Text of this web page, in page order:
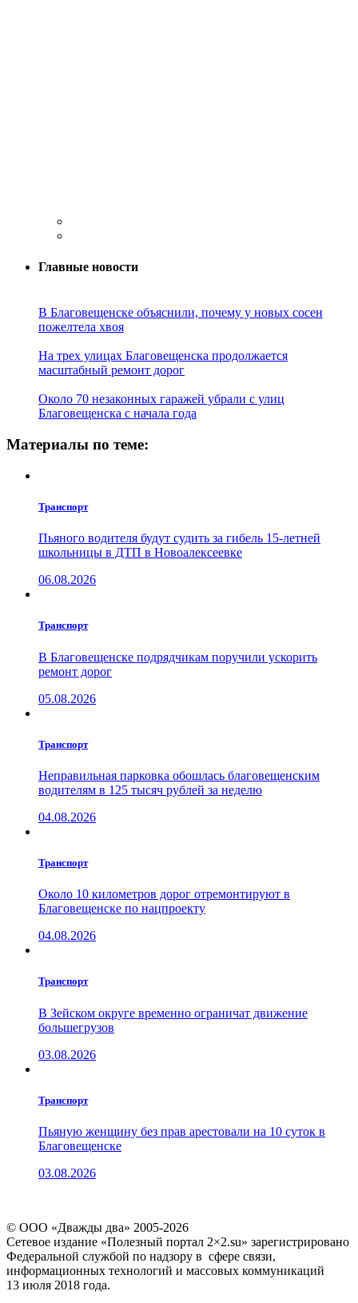
Главные новости
В Благовещенске объяснили, почему у новых сосен
пожелтела хвоя
На трех улицах Благовещенска продолжается
масштабный ремонт дорог
Около 70 незаконных гаражей убрали с улиц
Благовещенска с начала года
Материалы по теме:
Транспорт
Пьяного водителя будут судить за гибель 15-летней
школьницы в ДТП в Новоалексеевке
06.08.2026
Транспорт
В Благовещенске подрядчикам поручили ускорить
ремонт дорог
05.08.2026
Транспорт
Неправильная парковка обошлась благовещенским
водителям в 125 тысяч рублей за неделю
04.08.2026
Транспорт
Около 10 километров дорог отремонтируют в
Благовещенске по нацпроекту
04.08.2026
Транспорт
В Зейском округе временно ограничат движение
большегрузов
03.08.2026
Транспорт
Пьяную женщину без прав арестовали на 10 суток в
Благовещенске
03.08.2026
© ООО «Дважды два» 2005-2026
Сетевое издание «Полезный портал 2×2.su» зарегистрировано
Федеральной службой по надзору в сфере связи,
информационных технологий и массовых коммуникаций
13 июля 2018 года.